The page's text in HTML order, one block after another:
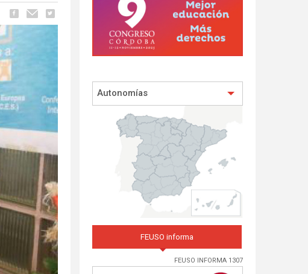
Autonomías
FEUSO informa
FEUSO INFORMA 1307